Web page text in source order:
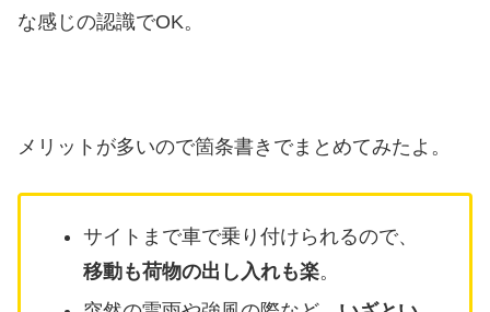
な感じの認識でOK。
メリットが多いので箇条書きでまとめてみたよ。
サイトまで車で乗り付けられるので、
移動も荷物の出し入れも楽。